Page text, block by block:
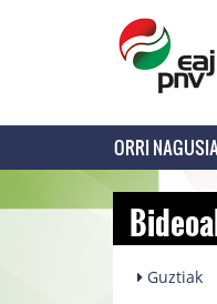
ORRI
Guztiak